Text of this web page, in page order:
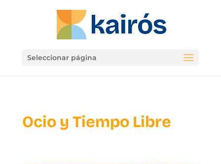
Seleccionar página
Ocio y Tiempo Libre